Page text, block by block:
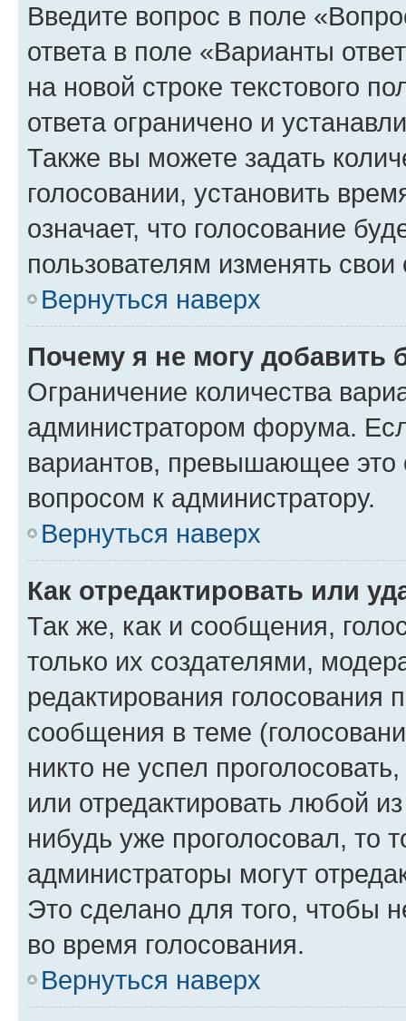
Введите вопрос в поле
ответа в поле «Варианты
на новой строке текстового
ответа ограничено и
Также вы можете задать
голосовании, установить
означает, что голосование
пользователям изменять свои
Вернуться наверх
Почему я не могу добавить
Ограничение количества
администратором форума.
вариантов, превышающее это
вопросом к администратору.
Вернуться наверх
Как отредактировать или
Так же, как и сообщения,
только их создателями,
редактирования голосования
сообщения в теме
никто не успел
или отредактировать любой
нибудь уже проголосовал, то
администраторы могут
Это сделано для того, чтобы
во время голосования.
Вернуться наверх